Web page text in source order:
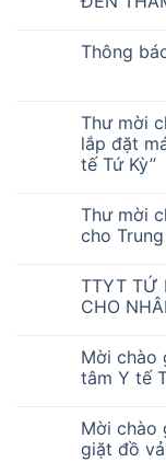
Thông
Thư mời
lắp đặt
tế Tứ Kỳ”
Thư mời
cho
TTYT TỨ
CHO
Mời chào
tâm Y tế
Mời chào
giặt đồ